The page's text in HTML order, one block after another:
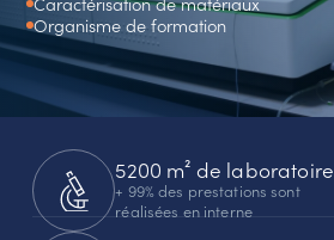
Organisme de formation
5200 m² de laboratoire
+ 99% des prestations sont
réalisées en interne